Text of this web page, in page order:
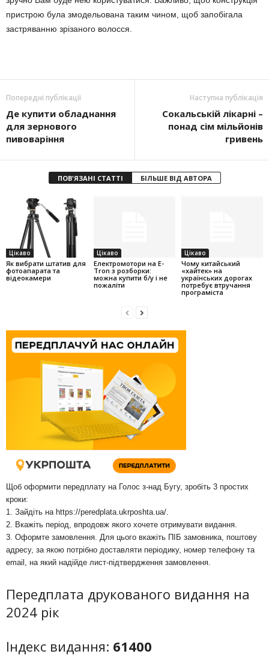
пристрою була змодельована таким чином, щоб запобігала
застряванню зрізаного волосся.
Попередні публікації
Де купити обладнання
для зернового
пивоваріння
Наступна публікація
Сокальській лікарні –
понад сім мільйонів
гривень
ПОВ'ЯЗАНІ СТАТТІ БІЛЬШЕ ВІД АВТОРА
Цікаво
Як вибрати штатив для
фотоапарата та
відеокамери
Цікаво
Електромотори на E-
Tron з розборки:
можна купити б/у і не
пожаліти
Цікаво
Чому китайський
«хайтек» на
українських дорогах
потребує втручання
програміста
Щоб оформити передплату на Голос з-над Бугу, зробіть 3 простих
кроки:
1. Зайдіть на https://peredplata.ukrposhta.ua/
2. Вкажіть період, впродовж якого хочете отримувати видання.
3. Оформте замовлення. Для цього вкажіть ПІБ замовника, поштову
адресу, за якою потрібно доставляти періодику, номер телефону та
email, на який надійде лист-підтвердження замовлення.
Передплата друкованого видання на
2024 рік
Індекс видання: 61400